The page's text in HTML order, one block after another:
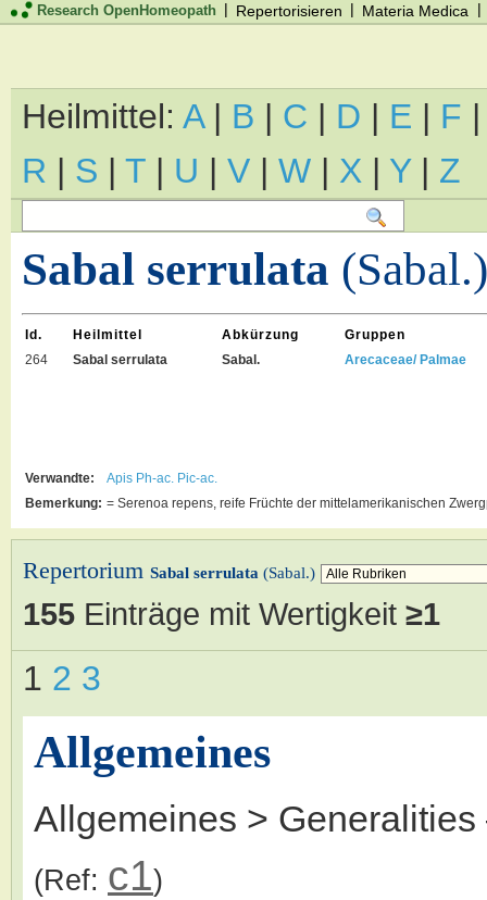
Research OpenHomeopath | Repertorisieren | Materia Medica |
Heilmittel: A| B | C | D | E | F
R | S | T | U | V | W | X | Y| Z
Sabal serrulata (Sabal.)
Id. Heilmittel Abkürzung
Gruppen
264
Sabal serrulata Sabal. Arecaceae/ Palmae
Verwandte: Apis Ph-ac. Pic-ac.
Bemerkung: = Serenoa repens, reife Früchte der mittelamerikanischen
Repertorium Sabal serrulata (Sabal.)
155 Einträge mit Wertigkeit ≥1
1 2 3
Allgemeines
Allgemeines > Generalities
(Ref: c1)